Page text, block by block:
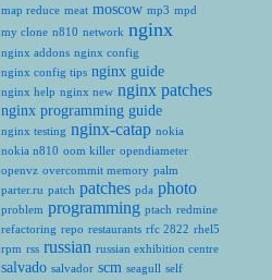
map reduce meat moscow mp3 mpd
my clone n810 network nginx
nginx addons nginx config
nginx config tips nginx guide
nginx help nginx new nginx patches
nginx programming guide
nginx testing nginx-catap nokia
nokia n810 oom killer opendiameter
openvz overcommit memory palm
parter.ru patch patches pda photo
problem programming ptach redmine
refactoring repo restaurants rfc 2822 rhel5
rpm rss russian russian exhibition centre
salvado salvador scm seagull self